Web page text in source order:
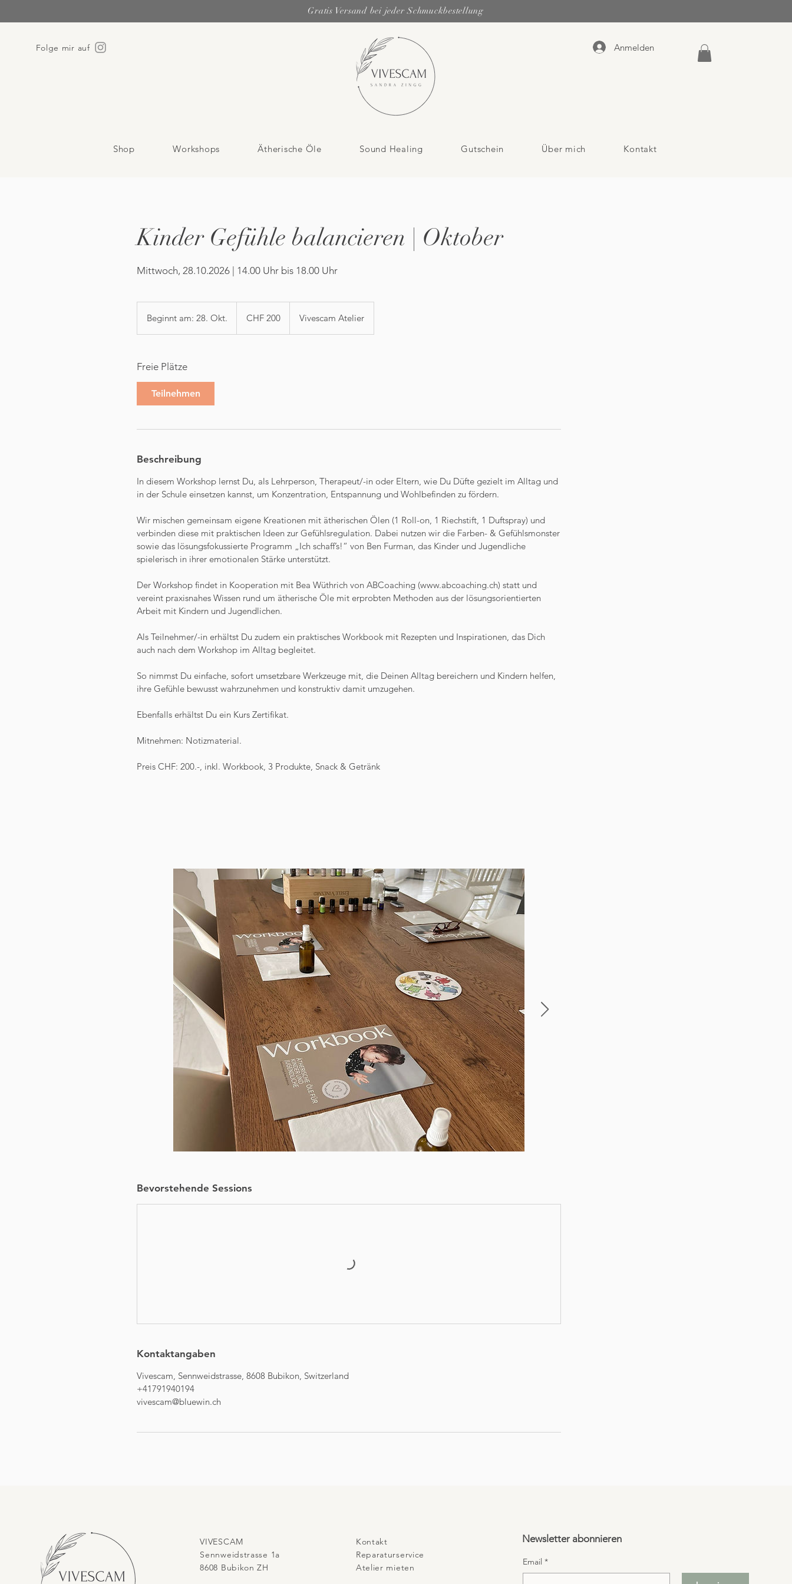
Gratis Versand bei jeder Schmuckbestellung
Folge mir auf Anmelden
Shop Workshops Ätherische Öle Sound Healing Gutschein Über mich Kontakt
Kinder Gefühle balancieren | Oktober
Mittwoch, 28.10.2026 | 14.00 Uhr bis 18.00 Uhr
Beginnt am: 28. Okt.
O
k
.
Franken
CHF 200 Vivescam Atelier
Freie Plätze
Teilnehmen
Beschreibung
In diesem Workshop lernst Du, als Lehrperson, Therapeut/-in oder Eltern, wie Du Düfte gezielt im Alltag und
in der Schule einsetzen kannst, um Konzentration, Entspannung und Wohlbefinden zu fördern.
Wir mischen gemeinsam eigene Kreationen mit ätherischen Ölen (1 Roll-on, 1 Riechstift, 1 Duftspray) und
verbinden diese mit praktischen Ideen zur Gefühlsregulation. Dabei nutzen wir die Farben- & Gefühlsmonster
sowie das lösungsfokussierte Programm „Ich schaff’s!“ von Ben Furman, das Kinder und Jugendliche
spielerisch in ihrer emotionalen Stärke unterstützt.
Der Workshop findet in Kooperation mit Bea Wüthrich von ABCoaching (www.abcoaching.ch) statt und
vereint praxisnahes Wissen rund um ätherische Öle mit erprobten Methoden aus der lösungsorientierten
Arbeit mit Kindern und Jugendlichen.
Als Teilnehmer/-in erhältst Du zudem ein praktisches Workbook mit Rezepten und Inspirationen, das Dich
auch nach dem Workshop im Alltag begleitet.
So nimmst Du einfache, sofort umsetzbare Werkzeuge mit, die Deinen Alltag bereichern und Kindern helfen,
ihre Gefühle bewusst wahrzunehmen und konstruktiv damit umzugehen.
Ebenfalls erhältst Du ein Kurs Zertifikat.
Mitnehmen: Notizmaterial.
Preis CHF: 200.-, inkl. Workbook, 3 Produkte, Snack & Getränk
Bevorstehende Sessions
Kontaktangaben
Vivescam, Sennweidstrasse, 8608 Bubikon, Switzerland
+41791940194
vivescam@bluewin.ch
VIVESCAM
Sennweidstrasse 1a
8608 Bubikon ZH​
Kontakt
Reparaturservice
​Atelier mieten
Newsletter abonnieren
Email *